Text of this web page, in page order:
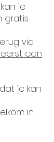
je
gratis
via
aan
dat je kan
in